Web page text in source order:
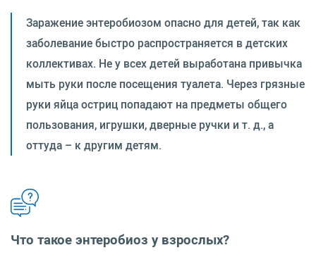
Заражение энтеробиозом опасно для детей, так как
заболевание быстро распространяется в детских
коллективах. Не у всех детей выработана привычка
мыть руки после посещения туалета. Через грязные
руки яйца остриц попадают на предметы общего
пользования, игрушки, дверные ручки и т. д., а
оттуда – к другим детям.
Что такое энтеробиоз у взрослых?